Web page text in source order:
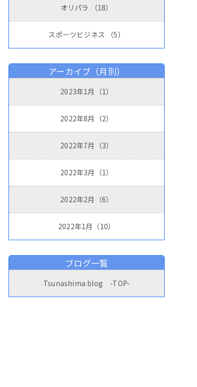
オリパラ （18）
スポーツビジネス （5）
アーカイブ（月別）
2023年1月（1）
2022年8月（2）
2022年7月（3）
2022年3月（1）
2022年2月（6）
2022年1月（10）
ブログ一覧
Tsunashima blog -TOP-